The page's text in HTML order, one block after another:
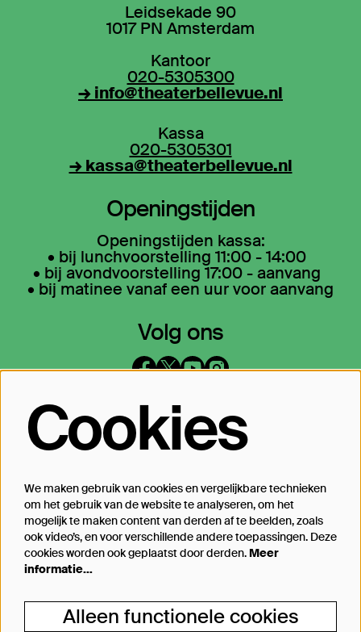
Leidsekade 90
1017 PN Amsterdam
Kantoor
020-5305300
→ info@theaterbellevue.nl
Kassa
020-5305301
→ kassa@theaterbellevue.nl
Openingstijden
Openingstijden kassa:
• bij lunchvoorstelling 11:00 - 14:00
• bij avondvoorstelling 17:00 - aanvang
• bij matinee vanaf een uur voor aanvang
Volg ons
Op de hoogte blijven?
Inschrijven
Steun Theater Bellevue
Cookies
We maken gebruik van cookies en vergelijkbare technieken
om het gebruik van de website te analyseren, om het
mogelijk te maken content van derden af te beelden, zoals
ook video’s, en voor verschillende andere toepassingen. Deze
cookies worden ook geplaatst door derden. Meer
informatie…
Alleen functionele cookies